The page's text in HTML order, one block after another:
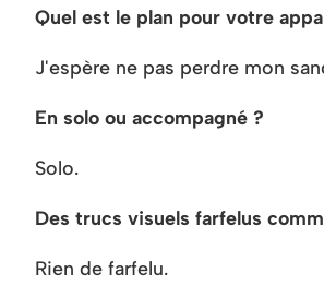
Quel est le plan pour votre
J'espère ne pas perdre mon
En solo ou accompagné ?
Solo.
Des trucs visuels farfelus
Rien de farfelu.